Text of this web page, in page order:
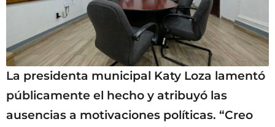
La presidenta municipal Katy Loza lamentó
públicamente el hecho y atribuyó las
ausencias a motivaciones políticas. “Creo